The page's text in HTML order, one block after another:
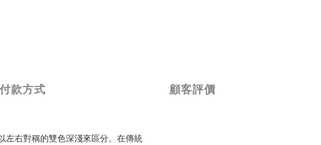
款方式 顧客評價
右對稱的雙色深淺來區分。在傳統